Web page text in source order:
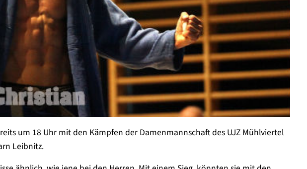
um 18 Uhr mit den Kämpfen der Damenmannschaft des UJZ Mühlviertel
Leibnitz.